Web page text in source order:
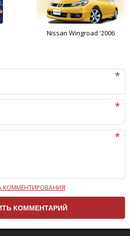
Nissan Wingroad '2006
был опубликован на сайте,
следующих правил:
быть слишком
КОММЕНТИРОВАНИЯ